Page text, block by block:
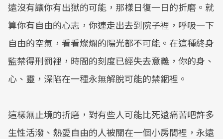
遠沒有讓你有出獄的可能，那樣日復一日的折磨。就
算你有自由的心志，你連走出去到院子裡，呼吸一下
自由的空氣，看看燦爛的陽光都不可能。在這種終身
監禁得刑罰裡，時間的刻度已經失去意義，你的身、
心、靈，深陷在一種永無解脫可能的禁錮裡。
這樣無止境的折磨，對有些人可能比死還痛苦吧許多
生性活潑、熱愛自由的人被關在一個小房間裡，永遠